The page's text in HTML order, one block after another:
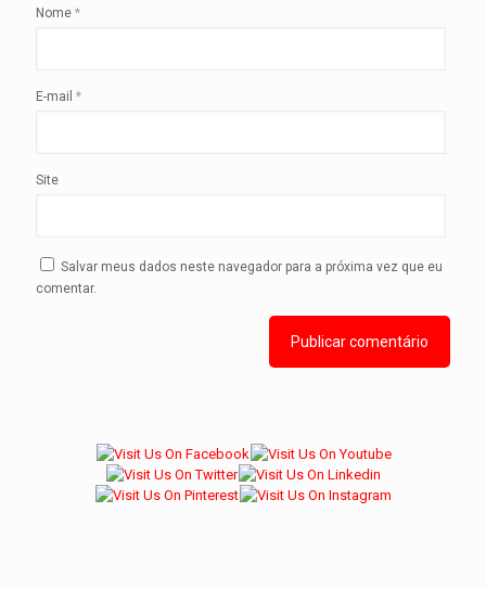
Nome *
E-mail *
Site
Salvar meus dados neste navegador para a próxima vez que eu
comentar.